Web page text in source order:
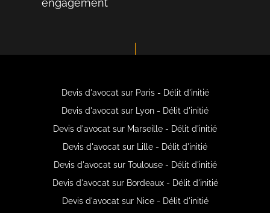
engagement
Devis d'avocat sur Paris - Délit d'initié
Devis d'avocat sur Lyon - Délit d'initié
Devis d'avocat sur Marseille - Délit d'initié
Devis d'avocat sur Lille - Délit d'initié
Devis d'avocat sur Toulouse - Délit d'initié
Devis d'avocat sur Bordeaux - Délit d'initié
Devis d'avocat sur Nice - Délit d'initié